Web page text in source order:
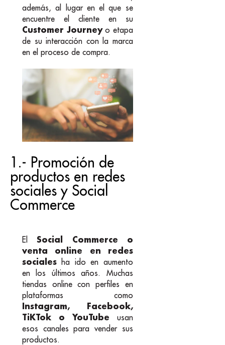
además, al lugar en el que se
encuentre el cliente en su
Customer Journeyo etapa
de su interacción con la marca
en el proceso de compra.
1.- Promoción de
productos en redes
sociales y Social
Commerce
ElSocial Commerce o
venta online en redes
sociales ha ido en aumento
en los últimos años. Muchas
tiendas online con perfiles en
plataformas como
Instagram, Facebook,
TiKTok o YouTube usan
esos canales para vender sus
productos.